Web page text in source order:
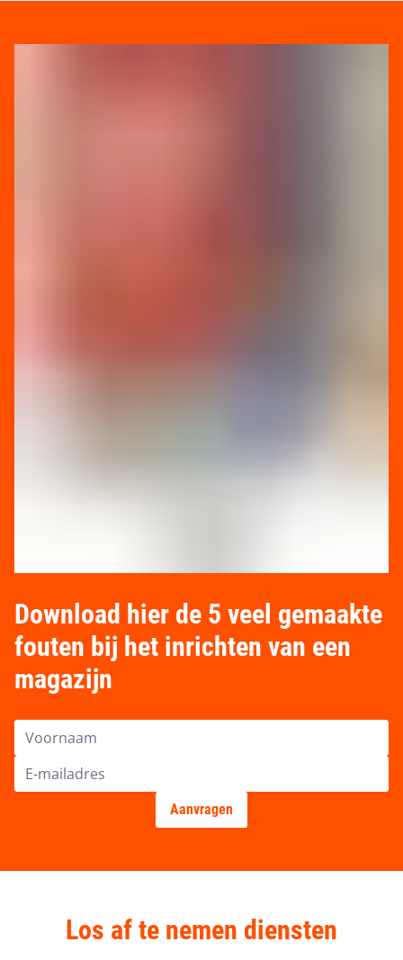
Download hier de 5 veel gemaakte
fouten bij het inrichten van een
magazijn
Los af te nemen diensten